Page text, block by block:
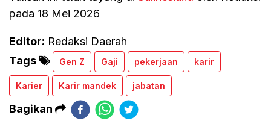
pada 18 Mei 2026
Editor: Redaksi Daerah
Tags
Gen Z Gaji pekerjaan karir
Karier Karir mandek jabatan
Bagikan